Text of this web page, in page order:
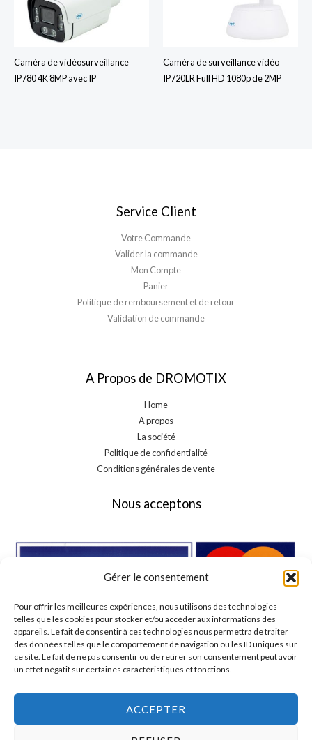
Gérer le consentement
Pour offrir les meilleures expériences, nous utilisons des technologies
telles que les cookies pour stocker et/ou accéder aux informations des
appareils. Le fait de consentir à ces technologies nous permettra de traiter
des données telles que le comportement de navigation ou les ID uniques sur
ce site. Le fait de ne pas consentir ou de retirer son consentement peut avoir
un effet négatif sur certaines caractéristiques et fonctions.
ACCEPTER
Caméra de vidéosurveillance
IP780 4K 8MP avec IP
Caméra de surveillance vidéo
IP720LR Full HD 1080p de 2MP
Service Client
Votre Commande
Valider la commande
Mon Compte
Panier
Politique de remboursement et de retour
Validation de commande
A Propos de DROMOTIX
Home
A propos
La société
Politique de confidentialité
Conditions générales de vente
Nous acceptons
0